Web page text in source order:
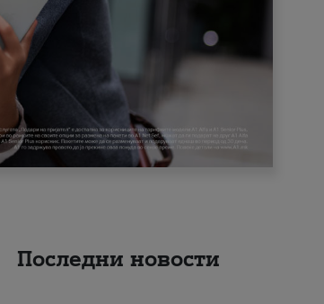
Последни новости